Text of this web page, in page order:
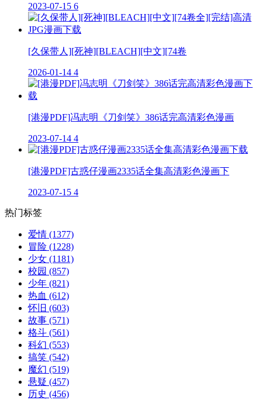
2023-07-15 6
[久保带人][死神][BLEACH][中文][74卷
2026-01-14 4
[港漫PDF]冯志明《刀剑笑》386话完高清彩色漫画
2023-07-14 4
[港漫PDF]古惑仔漫画2335话全集高清彩色漫画下
2023-07-15 4
热门标签
爱情 (1377)
冒险 (1228)
少女 (1181)
校园 (857)
少年 (821)
热血 (612)
怀旧 (603)
故事 (571)
格斗 (561)
科幻 (553)
搞笑 (542)
魔幻 (519)
悬疑 (457)
历史 (456)